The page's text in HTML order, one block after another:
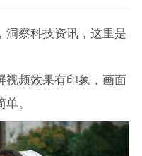
洞察科技资讯，这里是
视频效果有印象，画面
。